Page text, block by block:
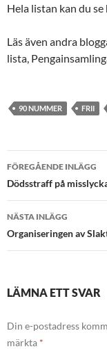
Hela listan kan du
Läs även andra
lista,
90 NUMMER FRII
FÖREGÅENDE INLÄGG
Dödsstraff på
NÄSTA INLÄGG
Organiseringen av
LÄMNA ETT SVAR
Din e-postadress
märkta *